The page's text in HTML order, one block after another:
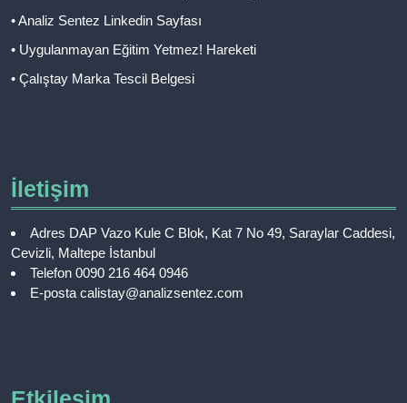
• Analiz Sentez Linkedin Sayfası
• Uygulanmayan Eğitim Yetmez! Hareketi
• Çalıştay Marka Tescil Belgesi
İletişim
Adres DAP Vazo Kule C Blok, Kat 7 No 49, Saraylar Caddesi,
Cevizli, Maltepe İstanbul
Telefon 0090 216 464 0946
E-posta calistay@analizsentez.com